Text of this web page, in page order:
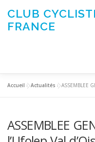
contenu
CLUB
FRANCE
SORTIES CLUB
Accueil »Actualités »ASSEMBLEE
ASSEMBLEE